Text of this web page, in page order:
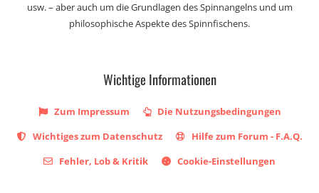
usw. – aber auch um die Grundlagen des Spinnangelns und um
philosophische Aspekte des Spinnfischens.
Wichtige Informationen
Zum Impressum
Die Nutzungsbedingungen
Wichtiges zum Datenschutz
Hilfe zum Forum - F.A.Q.
Fehler, Lob & Kritik
Cookie-Einstellungen